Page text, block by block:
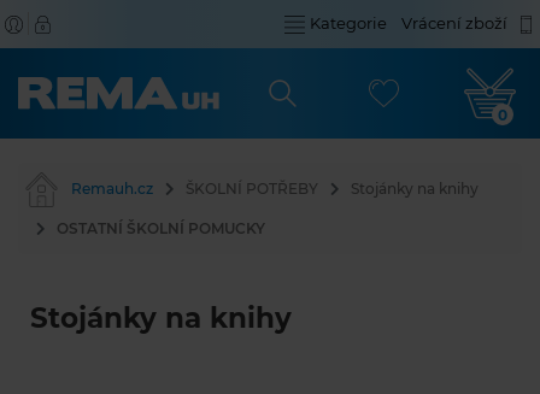
Kategorie Vrácení zboží
0
Remauh.cz ŠKOLNÍ POTŘEBY Stojánky na knihy
OSTATNÍ ŠKOLNÍ POMUCKY
Stojánky na knihy